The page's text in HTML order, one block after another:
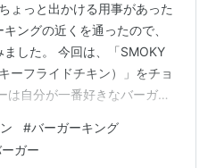
ょっと出かける用事があった
ングの近くを通ったので、
した。 今回は、「SMOKY
ーフライドチキン）」をチョ
は自分が一番好きなバーガー
うことで、かなり楽しみに
ろ、ベーコンの旨味はそれ
#バーガーキング
ガー